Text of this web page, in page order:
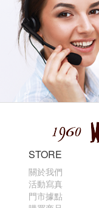
STORE
關於我們
活動寫真
門市據點